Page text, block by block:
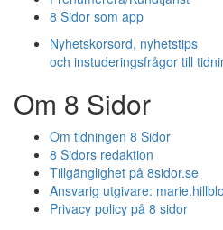
8 Sidor som app
Nyhetskorsord, nyhetstips
och instuderingsfrågor till
Om 8 Sidor
Om tidningen 8 Sidor
8 Sidors redaktion
Tillgänglighet på 8sidor.se
Ansvarig utgivare:
Privacy policy på 8 sidor